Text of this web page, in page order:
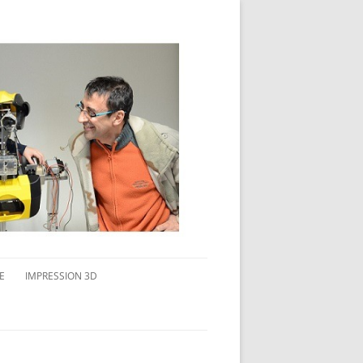
IMPRESSION 3D